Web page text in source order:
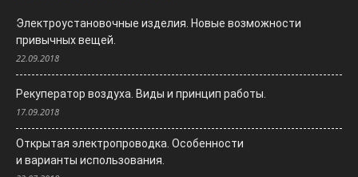
Электроустановочные изделия. Новые возможности
привычных вещей.
22.09.2018
Рекуператор воздуха. Виды и принцип работы.
17.09.2018
Открытая электропроводка. Особенности
и варианты использования.